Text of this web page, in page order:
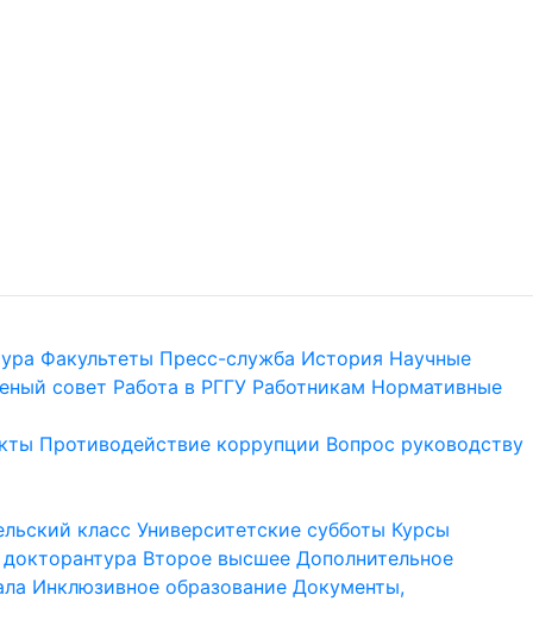
Факультеты Пресс-служба История Научные
совет Работа в РГГУ Работникам Нормативные
Противодействие коррупции Вопрос руководству
класс Университетские субботы Курсы
Второе высшее Дополнительное
Инклюзивное образование Документы,